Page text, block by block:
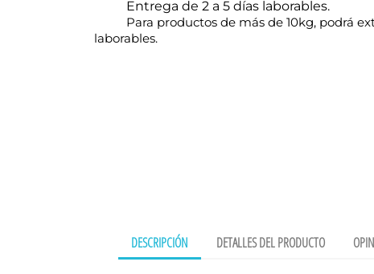
Entrega de 2 a 5 días laborables.
Para productos de más de 10kg, podrá
laborables.
DESCRIPCIÓN DETALLES DEL PRODUCTO